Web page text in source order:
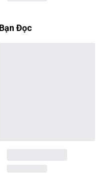
Bạn Đọc